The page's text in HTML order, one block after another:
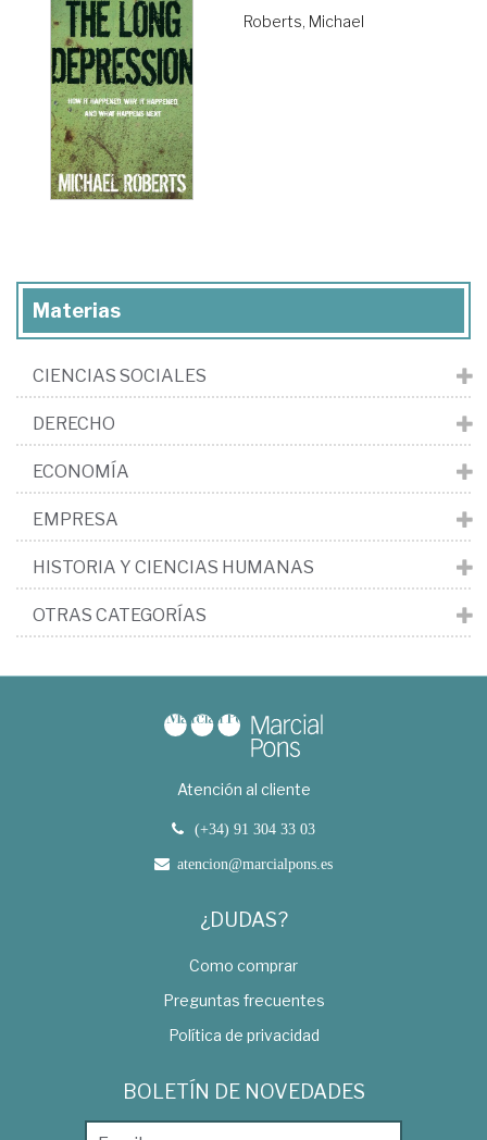
Roberts, Michael
Materias
CIENCIAS SOCIALES
DERECHO
ECONOMÍA
EMPRESA
HISTORIA Y CIENCIAS HUMANAS
OTRAS CATEGORÍAS
Atención al cliente
(+34) 91 304 33 03
atencion@marcialpons.es
¿DUDAS?
Como comprar
Preguntas frecuentes
Política de privacidad
BOLETÍN DE NOVEDADES